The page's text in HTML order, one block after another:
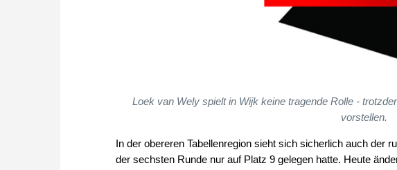
Loek van Wely spielt in Wijk keine tragende Rolle -
vorstellen.
In der obereren Tabellenregion sieht sich sicherlich auch der
der sechsten Runde nur auf Platz 9 gelegen hatte. Heute